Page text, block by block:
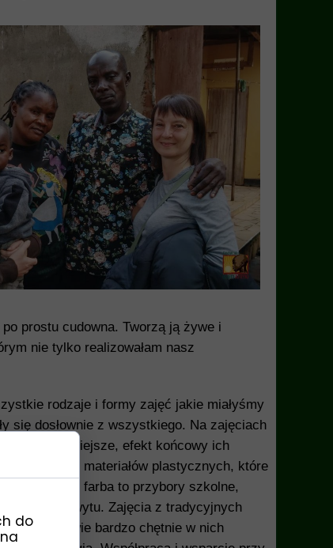
prostu cudowna. Tworzą ją żywe i
nie tylko realizowałam nasz
rodzaje i formy zajęć jakie miałyśmy
się dosłownie z wszystkiego. Na zajęciach
dzieci ważniejsze, efekt końcowy ich
przyborów i materiałów plastycznych, które
czy farba to przybory szkolne,
i zachwytu. Zajęcia z tradycyjnych
Uczniowie bardzo chętnie w nich
do